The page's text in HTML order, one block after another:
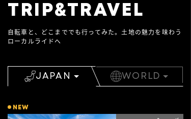
TRIP&TRAVEL
自転車と、どこまででも行ってみた。土地の魅力を味わう
ローカルライドへ
JAPAN WORLD
NEW